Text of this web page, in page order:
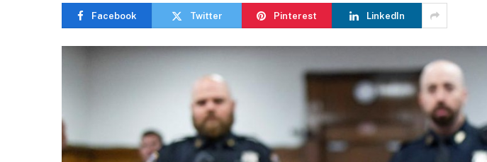
Facebook Twitter Pinterest LinkedIn